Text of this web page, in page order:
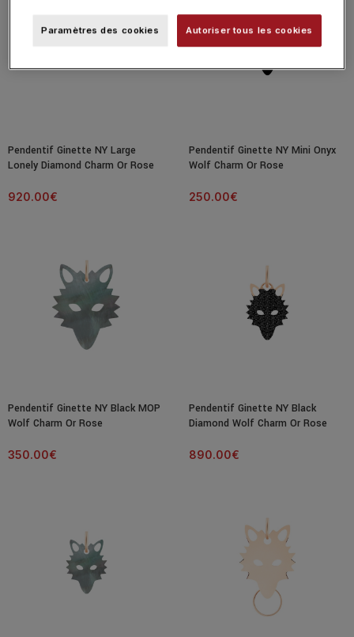
Pendentif Ginette NY Large
Lonely Diamond Charm Or Rose
920.00€
Pendentif Ginette NY Mini Onyx
Wolf Charm Or Rose
250.00€
Pendentif Ginette NY Black MOP
Wolf Charm Or Rose
350.00€
Pendentif Ginette NY Black
Diamond Wolf Charm Or Rose
890.00€
Paramètres des cookies Autoriser tous les cookies